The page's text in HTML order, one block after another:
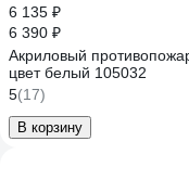
6 135 ₽
6 390 ₽
Акриловый
цвет белый 105032
5(17)
В корзину